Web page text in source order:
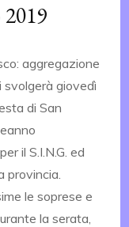
aggregazione
svolgerà giovedì
di San
il S.I.N.G. ed
provincia.
le soprese e
la serata,